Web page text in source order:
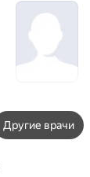
Другие врачи